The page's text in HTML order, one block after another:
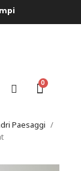
Paesaggi